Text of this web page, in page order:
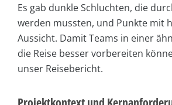
Es gab dunkle Schluchten, die
werden mussten, und Punkte mit
Aussicht. Damit Teams in einer
die Reise besser vorbereiten
unser Reisebericht.